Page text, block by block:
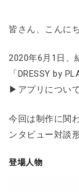
皆さん、こんに
2020年6月1日、
「DRESSY by
▶アプリについ
今回は制作に関
ンタビュー対談
登場人物